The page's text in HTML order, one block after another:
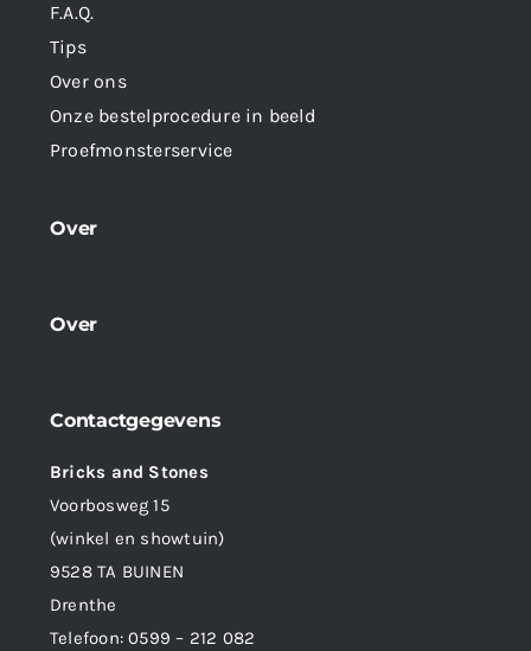
F.A.Q.
Tips
Over ons
Onze bestelprocedure in beeld
Proefmonsterservice
Over
Over
Contactgegevens
Bricks and Stones
Voorbosweg 15
(winkel en showtuin)
9528 TA BUINEN
Drenthe
Telefoon:0599 – 212 082